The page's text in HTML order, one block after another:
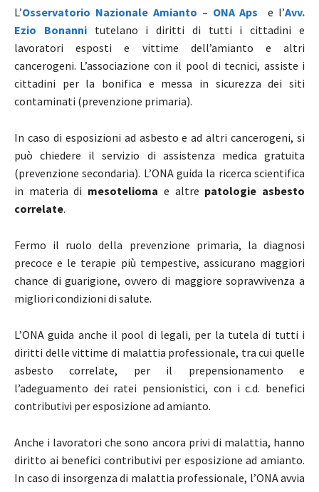
L’Osservatorio Nazionale Amianto – ONA Aps e l’Avv.
Ezio Bonannitutelano i diritti di tutti i cittadini e
lavoratori esposti e vittime dell’amianto e altri
cancerogeni. L’associazione con il pool di tecnici, assiste i
cittadini per la bonifica e messa in sicurezza dei siti
contaminati (prevenzione primaria).
In caso di esposizioni ad asbesto e ad altri cancerogeni, si
può chiedere il servizio di assistenza medica gratuita
(prevenzione secondaria). L’ONA guida la ricerca scientifica
in materia di mesotelioma e altre patologie asbesto
correlate.
Fermo il ruolo della prevenzione primaria, la diagnosi
precoce e le terapie più tempestive, assicurano maggiori
chance di guarigione, ovvero di maggiore sopravvivenza a
migliori condizioni di salute.
L’ONA guida anche il pool di legali, per la tutela di tutti i
diritti delle vittime di malattia professionale, tra cui quelle
asbesto correlate, per il prepensionamento e
l’adeguamento dei ratei pensionistici, con i c.d. benefici
contributivi per esposizione ad amianto.
Anche i lavoratori che sono ancora privi di malattia, hanno
diritto ai benefici contributivi per esposizione ad amianto.
In caso di insorgenza di malattia professionale, l’ONA avvia